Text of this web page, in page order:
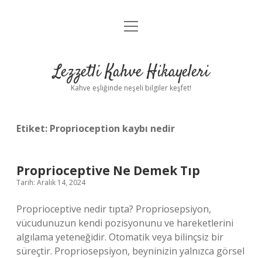
Anasayfa
Yasal Uyarı
menüyü
Lezzetli Kahve Hikayeleri
Kahve eşliğinde neşeli bilgiler keşfet!
Etiket: Proprioception kaybı nedir
Proprioceptive Ne Demek Tıp
Tarih: Aralık 14, 2024
Proprioceptive nedir tıpta? Propriosepsiyon,
vücudunuzun kendi pozisyonunu ve hareketlerini
algılama yeteneğidir. Otomatik veya bilinçsiz bir
süreçtir. Propriosepsiyon, beyninizin yalnızca görsel